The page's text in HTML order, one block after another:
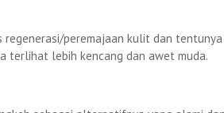
peremajaan kulit dan
terlihat lebih kencang dan awet muda.